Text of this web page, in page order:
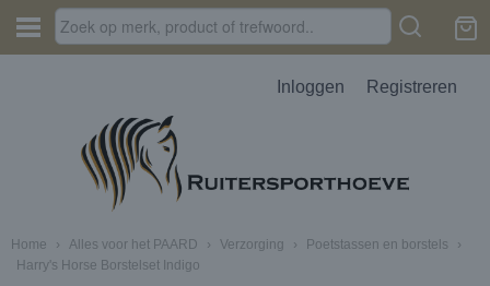
Inloggen Registreren
Home › Alles voor het PAARD › Verzorging › Poetstassen en borstels
›
Harry's Horse Borstelset Indigo